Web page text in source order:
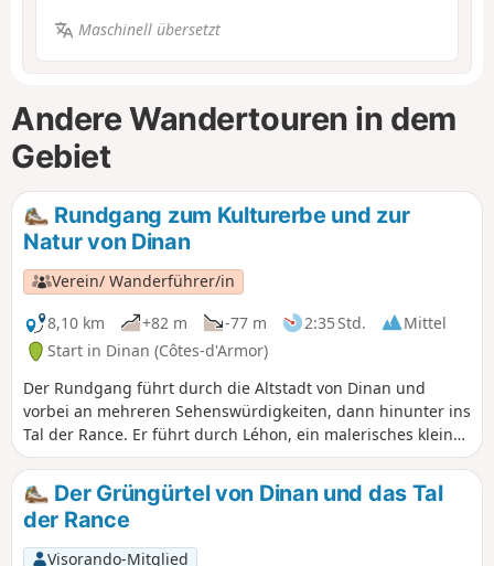
Maschinell übersetzt
Andere Wandertouren in dem
Gebiet
Rundgang zum Kulturerbe und zur
Natur von Dinan
Verein/ Wanderführer/in
8,10 km
+82 m -77 m 2:35 Std.
Mittel
Start in Dinan (Côtes-d'Armor)
Der Rundgang führt durch die Altstadt von Dinan und
vorbei an mehreren Sehenswürdigkeiten, dann hinunter ins
Tal der Rance. Er führt durch Léhon, ein malerisches kleines
Dorf, und endet entlang der Rance und dem Hafen von
Dinan. Für den Rundgang entlang der Stadtmauern siehe
den Plan auf der Website von Dinan Agglo (siehe praktische
Informationen). Die Fahrzeit berücksichtigt keine Pausen
und Zwischenstopps für Besichtigungen oder
Der Grüngürtel von Dinan und das Tal
der Rance
Visorando-Mitglied